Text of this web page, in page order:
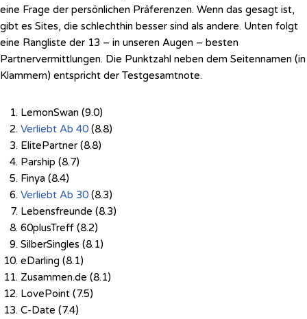
eine Frage der persönlichen Präferenzen. Wenn das gesagt ist,
gibt es Sites, die schlechthin besser sind als andere. Unten folgt
eine Rangliste der 13 – in unseren Augen – besten
Partnervermittlungen. Die Punktzahl neben dem Seitennamen (in
Klammern) entspricht der Testgesamtnote.
LemonSwan (9.0)
Verliebt Ab 40 (8.8)
ElitePartner (8.8)
Parship (8.7)
Finya (8.4)
Verliebt Ab 30 (8.3)
Lebensfreunde (8.3)
60plusTreff (8.2)
SilberSingles (8.1)
eDarling (8.1)
Zusammen.de (8.1)
LovePoint (7.5)
C-Date (7.4)